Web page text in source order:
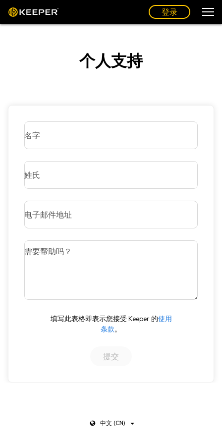
登录
个人支持
名字
姓氏
电子邮件地址
需要帮助吗？
填写此表格即表示您接受 Keeper 的使用
条款。
中文 (CN)